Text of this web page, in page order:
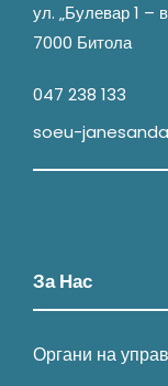
ул. „Булевар 1 –
7000 Битола
047 238 133
soeu-
За Нас
Органи на